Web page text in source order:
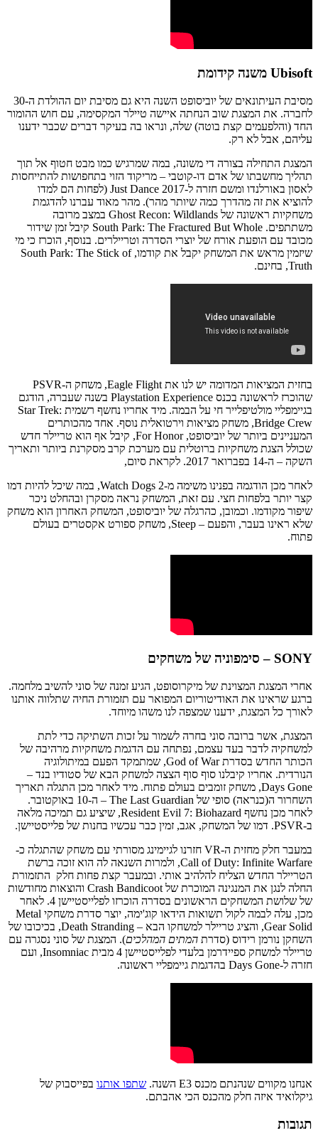
Ubisoft משנה קידומת
מסיבת העיתונאים של יוביסופט השנה היא גם מסיבת יום ההולדת ה-30
לחברה. את המצגת שוב הנחתה איישה טיילר המקסימה, עם חוש ההומור
החד (והלפעמים קצת בוטה) שלה, ונראו בה בעיקר דברים שכבר ידענו
עליהם, אבל לא רק.
המצגת התחילה בצורה די משונה, במה שמרגיש כמו מבט חטוף אל תוך
תהליך מחשבתו של אדם דו-קוטבי – מריקוד הזוי בתחפושות להתייחסות
לאסון באורלנדו ומשם חזרה ל-Just Dance 2017 (לפחות הם למדו
להוציא את זה מהדרך כמה שיותר מהר). מהר מאוד עברנו להדגמת
משחקיות ראשונה של Ghost Recon: Wildlands במצב מרובה
משתתפים. South Park: The Fractured But Whole קיבל זמן שידור
מכובד עם הופעת אורח של יוצרי הסדרה וטריילרים. בנוסף, הוכרז כי מי
שיזמין מראש את המשחק יקבל את קודמו, South Park: The Stick of
Truth, בחינם.
בחזית המציאות המדומה יש לנו את Eagle Flight, משחק ה-PSVR
שהוכרז לראשונה בכנס Playstation Experience בשנה שעברה, הודגם
בגיימפליי מולטיפלייר חי על הבמה. מיד אחריו נחשף רשמית Star Trek:
Bridge Crew, משחק מציאות וירטואלית נוסף. אחד מהכותרים
המעניינים ביותר של יוביסופט, For Honor, קיבל אף הוא טריילר חדש
שכולל הצגת משחקיות ברוטלית עם מערכת קרב מסקרנת ביותר ותאריך
השקה – ה-14 בפברואר 2017. לקראת סיום,
לאחר מכן הודגמה בפנינו משימה מ-Watch Dogs 2, במה שיכל להיות דמו
קצר יותר בלפחות חצי. עם זאת, המשחק נראה מסקרן ובהחלט ניכר
שיפור מקודמו. וכמובן, כהרגלה של יוביסופט, המשחק האחרון הוא משחק
שלא ראינו בעבר, והפעם – Steep, משחק ספורט אקסטרים בעולם
פתוח.
SONY – סימפוניה של משחקים
אחרי המצגת המצוינת של מיקרוסופט, הגיע זמנה של סוני להשיב מלחמה.
ברגע שראינו את האודיטוריום המפואר עם תזמורת החיה שתלווה אותנו
לאורך כל המצגת, ידענו שמצפה לנו משהו מיוחד.
המצגת, אשר ברובה סוני בחרה לשמור על זכות השתיקה כדי לתת
למשחקיה לדבר בעד עצמם, נפתחה עם הדגמת משחקיות מרהיבה של
הכותר החדש בסדרת God of War, שמתמקד הפעם במיתולוגיה
הנורדית. אחריו קיבלנו סוף סוף הצצה למשחק הבא של סטודיו בנד –
Days Gone, משחק זומבים בעולם פתוח. מיד לאחר מכן התגלה תאריך
השחרור ה(כנראה) סופי של The Last Guardian – ה-10 באוקטובר.
לאחר מכן נחשף Resident Evil 7: Biohazard, שיציע גם תמיכה מלאה
ב-PSVR. דמו של המשחק, אגב, זמין כבר עכשיו בחנות של פלייסטיישן.
במעבר חלק מחזית ה-VR חזרנו לגיימינג מסורתי עם משחק שהתגלה כ-
Call of Duty: Infinite Warfare, ולמרות השנאה לה הוא זוכה ברשת
הטריילר החדש הצליח להלהיב אותי. ובמעבר קצת פחות חלק התזמורת
החלה לנגן את המנגינה המוכרת של Crash Bandicoot והוצאות מחודשות
של שלושת המשחקים הראשונים בסדרה הוכרזו לפלייסטיישן 4. לאחר
מכן, עלה לבמה לקול תשואות הידאו קוג'ימה, יוצר סדרת משחקי Metal
Gear Solid, והציג טריילר למשחקו הבא – Death Stranding, בכיכובו של
השחקן נורמן רידוס (סדרת המתים המהלכים). המצגת של סוני נסגרה עם
טריילר למשחק ספיידרמן בלעדי לפלייסטיישן 4 מבית Insomniac, ועם
חזרה ל-Days Gone בהדגמת גיימפליי ראשונה.
אנחנו מקווים שנהנתם מכנס E3 השנה. שתפו אותנו בפייסבוק של
גיקלואיד איזה חלק מהכנס הכי אהבתם.
תגובות